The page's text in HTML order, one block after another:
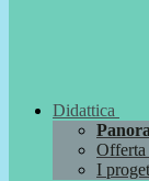
Didattica
Offerta
I